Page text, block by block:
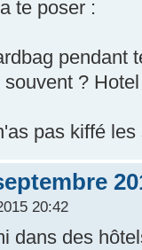
te poser :
pendant
?
pas kiffé
20:42
dans des